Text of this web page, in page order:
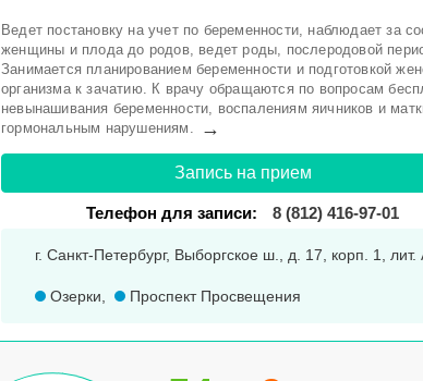
Ведет постановку на учет по беременности, наблюдает за
женщины и плода до родов, ведет роды, послеродовой
Занимается планированием беременности и подготовкой
организма к зачатию. К врачу обращаются по вопросам
невынашивания беременности, воспалениям яичников и
гормональным нарушениям.
→
Запись на прием
Телефон для записи: 8 (812) 416-97-01
г. Санкт-Петербург, Выборгское ш., д. 17, корп. 1, лит.
Озерки Проспект Просвещения